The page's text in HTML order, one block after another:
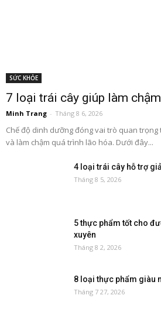
SỨC KHỎE
7 loại trái cây giúp làm
Minh Trang - Tháng 8 6, 2026
Chế độ dinh dưỡng đóng vai trò quan
và làm chậm quá trình lão hóa. Dưới đây...
4 loại trái cây hỗ trợ
Tháng 8 5, 2026
5 thực phẩm tốt cho
xuyên
Tháng 8 2, 2026
8 loại thực phẩm giàu
Tháng 7 27, 2026